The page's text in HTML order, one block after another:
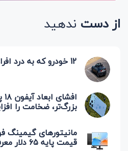
از دست ندهید
12 خودرو که به درد افراد قدبلند نمی‌خورند
بزرگ‌تر، ضخامت را
مانیتورهای گیمینگ
قیمت پایه ۶۵ دلار معرفی شدند